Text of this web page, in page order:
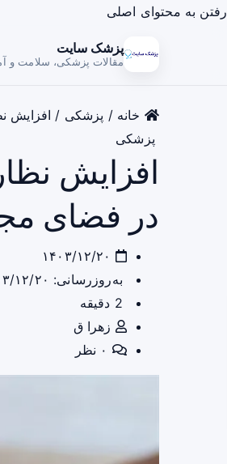
رفتن به محتوای اصلی
پزشک سایت
مقالات پزشکی، سلامت و
خانه / پزشکی / افزایش
پزشکی
افزایش
در فضای
به‌روزرسانی: ۱۴۰۳/۱۲/۲۰
زهرا ق